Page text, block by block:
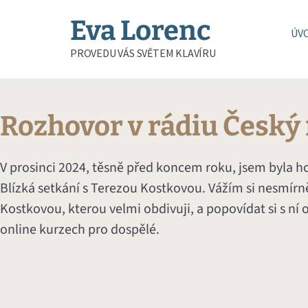
Eva Lorenc
PROVEDU VÁS SVĚTEM KLAVÍRU
Rozhovor v rádiu
V prosinci 2024, těsně před koncem roku, jsem byla
Blízká setkání s Terezou Kostkovou. Vážím si
Kostkovou, kterou velmi obdivuji, a popovídat si s ní
online kurzech pro dospělé.